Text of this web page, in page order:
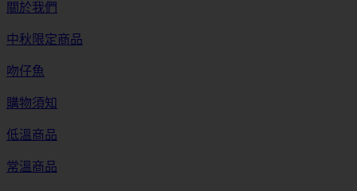
關於我們
中秋限定商品
吻仔魚
購物須知
低溫商品
常溫商品